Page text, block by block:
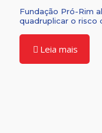
Fundação Pró-Rim
quadruplicar o risco
Leia mais